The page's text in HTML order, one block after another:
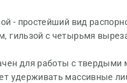
- простейший вид
гильзой с четырьмя
для работы с
удерживать массивные